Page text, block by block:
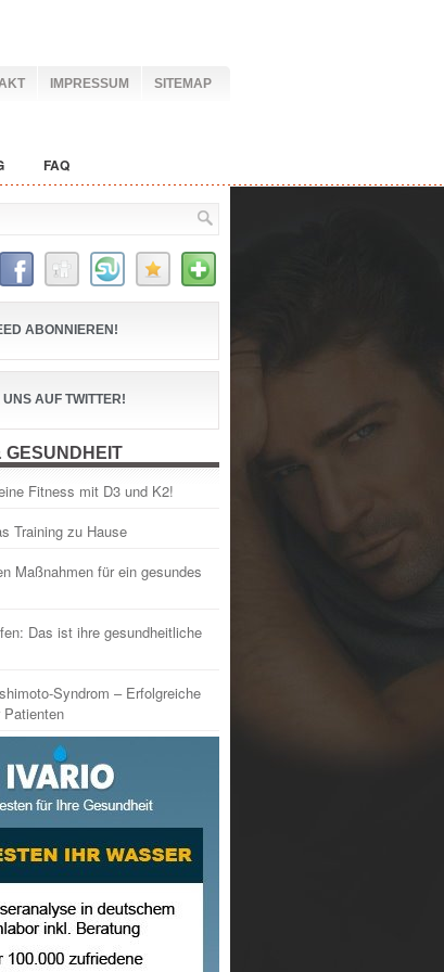
IMPRESSUM SITEMAP
FAQ
ABONNIEREN!
UNS AUF TWITTER!
GESUNDHEIT
Fitness mit D3 und K2!
Training zu Hause
Maßnahmen für ein gesundes
Das ist ihre gesundheitliche
Syndrom – Erfolgreiche